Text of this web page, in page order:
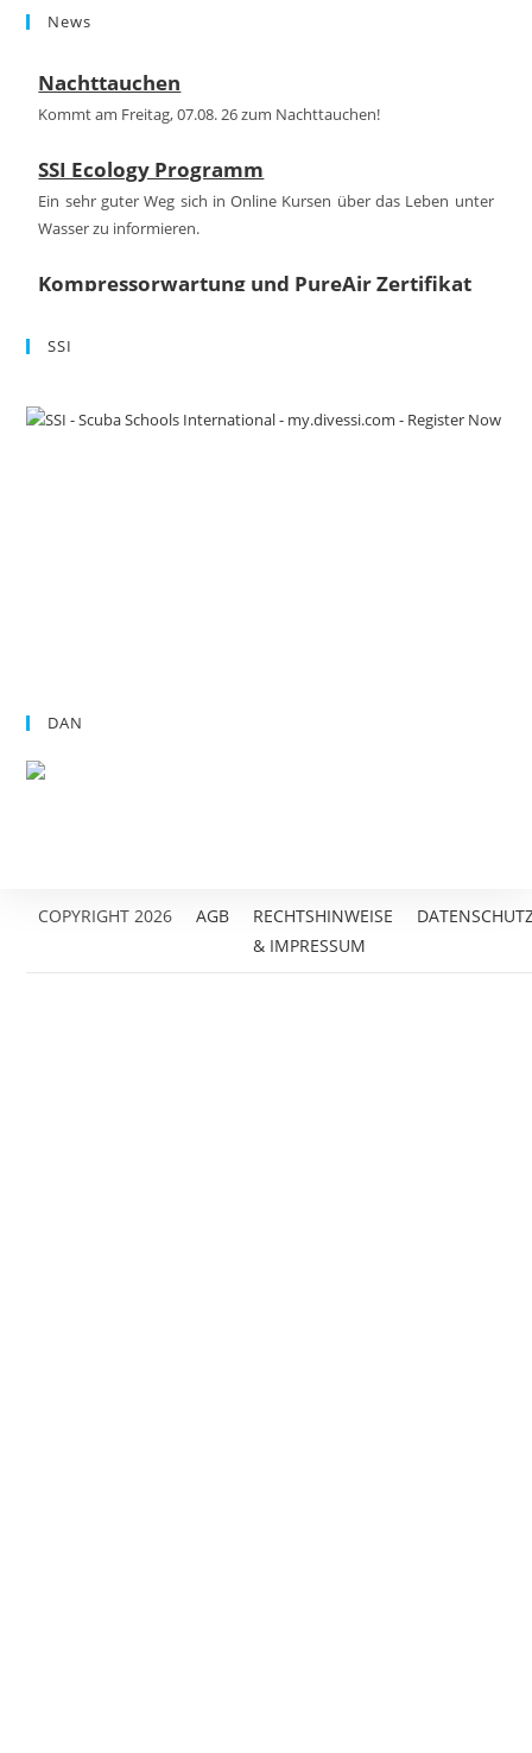
News
Nachttauchen
Kommt am Freitag, 07.08. 26 zum Nachttauchen!
SSI Ecology Programm
Ein sehr guter Weg sich in Online Kursen über das Leben unter
Wasser zu informieren.
Kompressorwartung und PureAir Zertifikat
lassend das Qualitätszertifikat PureAir erhalten.
Wir sind FINNSUIB Testcenter!
SSI
DAN
COPYRIGHT 2026 AGB
RECHTSHINWEISE
& IMPRESSUM